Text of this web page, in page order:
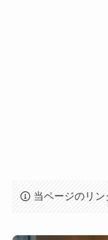
当ページのリン